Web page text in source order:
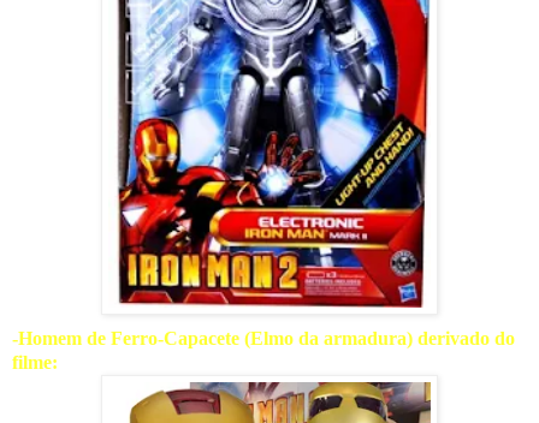
-Homem de Ferro-Capacete (Elmo da armadura) derivado do
filme: